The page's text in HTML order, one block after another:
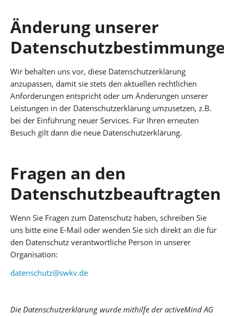
Änderung unserer
Wir behalten uns vor, diese Datenschutzerklärung
anzupassen, damit sie stets den aktuellen rechtlichen
Anforderungen entspricht oder um Änderungen unserer
Leistungen in der Datenschutzerklärung umzusetzen, z.B.
bei der Einführung neuer Services. Für Ihren erneuten
Besuch gilt dann die neue Datenschutzerklärung.
Fragen an den
Datenschutzbeauftragten
Wenn Sie Fragen zum Datenschutz haben, schreiben Sie
uns bitte eine E-Mail oder wenden Sie sich direkt an die für
den Datenschutz verantwortliche Person in unserer
Organisation:
datenschutz@swkv.de
Die Datenschutzerklärung wurde mithilfe der activeMind AG